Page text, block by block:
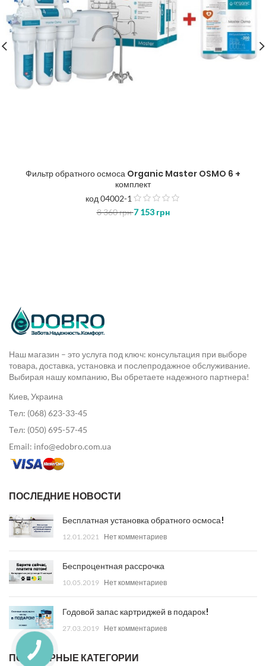
Фильтр обратного осмоса Organic Master OSMO 6 +
комплект
код 04002-1
8 360грн7 153 грн
Наш магазин – это услуга под ключ: консультация при выборе
товара, доставка, установка и послепродажное обслуживание.
Выбирая нашу компанию, Вы обретаете надежного партнера!
Киев, Украина
Тел: (068) 623-33-45
Тел: (050) 695-57-45
Email: info@edobro.com.ua
ПОСЛЕДНИЕ НОВОСТИ
Бесплатная установка обратного осмоса!
12.01.2021 Нет комментариев
Беспроцентная рассрочка
10.05.2019 Нет комментариев
Годовой запас картриджей в подарок!
27.03.2019 Нет комментариев
ПОПУЛЯРНЫЕ КАТЕГОРИИ